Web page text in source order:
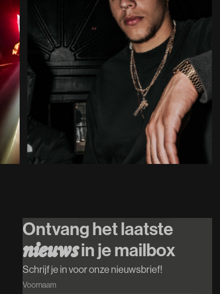
Koop tickets
Koop tickets
Ontvang het laatste
nieuwsin je mailbox
Schrijf je in voor onze nieuwsbrief!